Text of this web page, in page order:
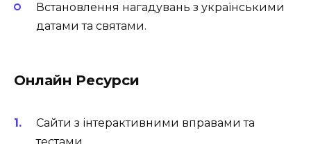
Встановлення нагадувань з українськими
датами та святами.
Онлайн Ресурси
Сайти з інтерактивними вправами та